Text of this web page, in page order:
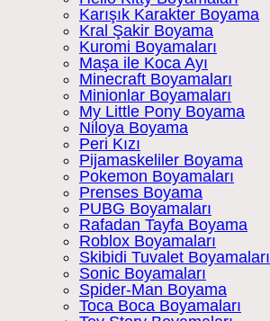
Karışık Karakter Boyama
Kral Şakir Boyama
Kuromi Boyamaları
Maşa ile Koca Ayı
Minecraft Boyamaları
Minionlar Boyamaları
My Little Pony Boyama
Niloya Boyama
Peri Kızı
Pijamaskeliler Boyama
Pokemon Boyamaları
Prenses Boyama
PUBG Boyamaları
Rafadan Tayfa Boyama
Roblox Boyamaları
Skibidi Tuvalet Boyamaları
Sonic Boyamaları
Spider-Man Boyama
Toca Boca Boyamaları